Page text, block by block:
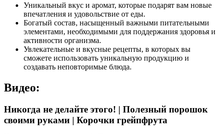
Уникальный вкус и аромат, которые подарят вам новые
впечатления и удовольствие от еды.
Богатый состав, насыщенный важными питательными
элементами, необходимыми для поддержания здоровья и
активности организма.
Увлекательные и вкусные рецепты, в которых вы
сможете использовать уникальную продукцию и
создавать неповторимые блюда.
Видео:
Никогда не делайте этого! | Полезный порошок
своими руками | Корочки грейпфрута